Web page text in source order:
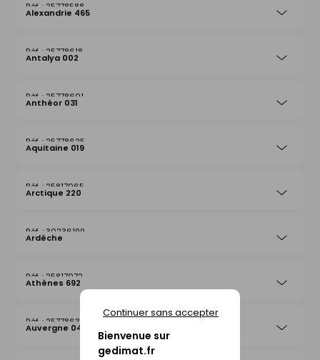
Bienvenue sur
gedimat.fr
Continuer sans accepter
25778588
Alexandrie 465
25778618
Antalya 002
25778601
Anthéor 031
25778625
Aquitaine 019
25817065
Arctique 220
30236199
Ardèche
25817072
Athènes 692
25778632
Auvergne 042